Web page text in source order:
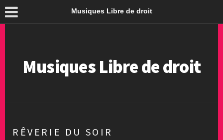
Musiques Libre de droit
Musiques Libre de droit
RÊVERIE DU SOIR